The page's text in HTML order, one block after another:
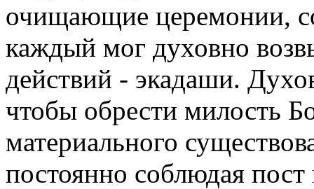
очищающие церемонии,
каждый мог духовно
действий - экадаши.
чтобы обрести милость
материального
постоянно соблюдая